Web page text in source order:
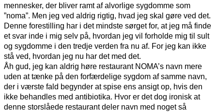
mennesker, der bliver ramt af alvorlige sygdomme som
”noma”. Men jeg ved aldrig rigtig, hvad jeg skal gøre ved det.
Denne forestilling har i det mindste sørget for, at jeg må finde
et svar inde i mig selv på, hvordan jeg vil forholde mig til sult
og sygdomme i den tredje verden fra nu af. For jeg kan ikke
stå ved, hvordan jeg nu har det med det.
Åh gud, jeg kan aldrig høre restaurant NOMA’s navn mere
uden at tænke på den forfærdelige sygdom af samme navn,
der i værste fald begynder at spise ens ansigt op, hvis den
ikke behandles med antibiotika. Hvor er det dog ironisk at
denne storslåede restaurant deler navn med noget så